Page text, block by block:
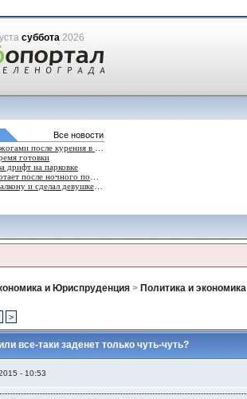
суббота 2026
и Юриспруденция > Политика и экономика
>
все-таки заденет только чуть-чуть?
- 10:53